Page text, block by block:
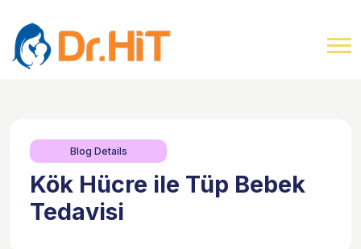
Blog Details
Kök Hücre ile Tüp Bebek
Tedavisi